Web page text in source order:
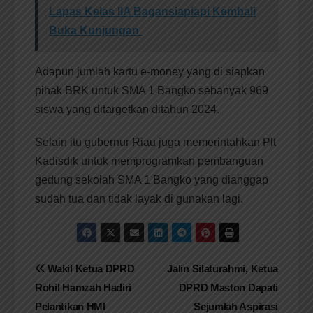
Lapas Kelas IIA Bagansiapiapi Kembali
Buka Kunjungan
Adapun jumlah kartu e-money yang di siapkan
pihak BRK untuk SMA 1 Bangko sebanyak 969
siswa yang ditargetkan ditahun 2024.
Selain itu gubernur Riau juga memerintahkan Plt
Kadisdik untuk memprogramkan pembanguan
gedung sekolah SMA 1 Bangko yang dianggap
sudah tua dan tidak layak di gunakan lagi.
Navigasi
pos
Jalin Silaturahmi, Ketua
DPRD Maston Dapati
Sejumlah Aspirasi
Wakil Ketua DPRD
Rohil Hamzah Hadiri
Pelantikan HMI